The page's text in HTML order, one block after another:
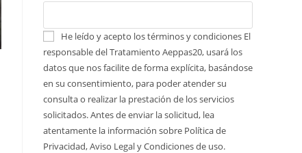
He leído y acepto los términos y condiciones El
responsable del Tratamiento Aeppas20, usará los
datos que nos facilite de forma explícita, basándose
en su consentimiento, para poder atender su
consulta o realizar la prestación de los servicios
solicitados. Antes de enviar la solicitud, lea
atentamente la información sobre Política de
Privacidad, Aviso Legal y Condiciones de uso.